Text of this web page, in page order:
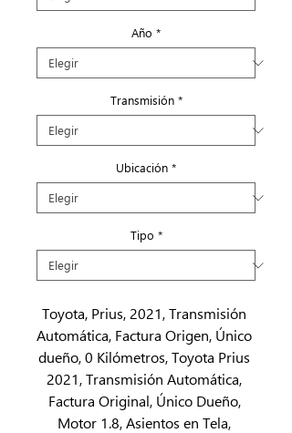
Año *
Transmisión *
Ubicación *
Tipo *
Toyota, Prius, 2021, Transmisión
Automática, Factura Origen, Único
dueño, 0 Kilómetros, Toyota Prius
2021, Transmisión Automática,
Factura Original, Único Dueño,
Motor 1.8, Asientos en Tela,